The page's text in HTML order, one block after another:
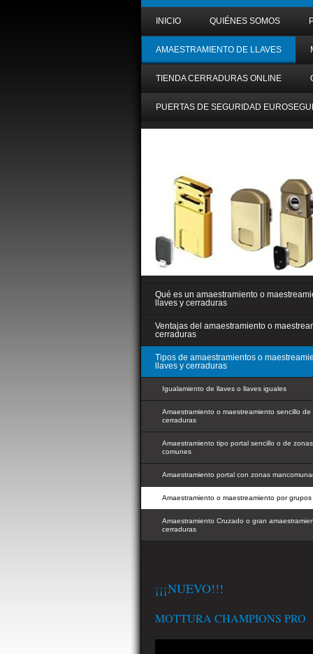
INICIO QUIÉNES SOMOS
AMAESTRAMIENTO DE LLAVES
TIENDA CERRADURAS ONLINE
PUERTAS DE SEGURIDAD
Qué es un amaestramiento o
llaves y cerraduras
Ventajas del amaestramiento o
cerraduras
Tipos de amaestramientos o
llaves y cerraduras
Igualamiento de llaves o llaves iguales
Amaestramiento o maestreamiento sencillo de
cerraduras
Amaestramiento tipo portal sencillo o de zonas
comunes
Amaestramiento portal con zonas
Amaestramiento o maestreamiento por grupos
Amaestramiento Cruzado o gran
cerraduras
¡¡¡NUEVO!!!
MOTTURA CHAMPIONS PRO